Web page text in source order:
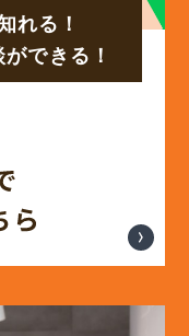
れる！
できる！